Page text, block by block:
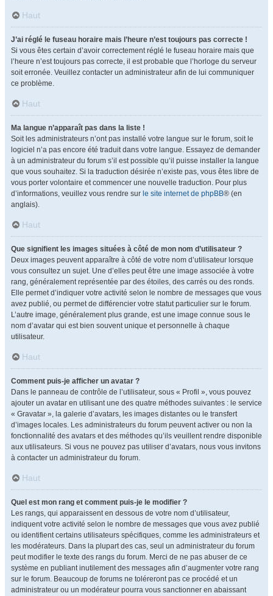
Haut
J’ai réglé le fuseau horaire mais l’heure n’est toujours pas correcte !
Si vous êtes certain d’avoir correctement réglé le fuseau horaire mais que
l’heure n’est toujours pas correcte, il est probable que l’horloge du serveur
soit erronée. Veuillez contacter un administrateur afin de lui communiquer
ce problème.
Haut
Ma langue n’apparaît pas dans la liste !
Soit les administrateurs n’ont pas installé votre langue sur le forum, soit le
logiciel n’a pas encore été traduit dans votre langue. Essayez de demander
à un administrateur du forum s’il est possible qu’il puisse installer la langue
que vous souhaitez. Si la traduction désirée n’existe pas, vous êtes libre de
vous porter volontaire et commencer une nouvelle traduction. Pour plus
d’informations, veuillez vous rendre sur le site internet de phpBB® (en
anglais).
Haut
Que signifient les images situées à côté de mon nom d’utilisateur ?
Deux images peuvent apparaître à côté de votre nom d’utilisateur lorsque
vous consultez un sujet. Une d’elles peut être une image associée à votre
rang, généralement représentée par des étoiles, des carrés ou des ronds.
Elle permet d’indiquer votre activité selon le nombre de messages que vous
avez publié, ou permet de différencier votre statut particulier sur le forum.
L’autre image, généralement plus grande, est une image connue sous le
nom d’avatar qui est bien souvent unique et personnelle à chaque
utilisateur.
Haut
Comment puis-je afficher un avatar ?
Dans le panneau de contrôle de l’utilisateur, sous « Profil », vous pouvez
ajouter un avatar en utilisant une des quatre méthodes suivantes : le service
« Gravatar », la galerie d’avatars, les images distantes ou le transfert
d’images locales. Les administrateurs du forum peuvent activer ou non la
fonctionnalité des avatars et des méthodes qu’ils veuillent rendre disponible
aux utilisateurs. Si vous ne pouvez pas utiliser d’avatars, nous vous invitons
à contacter un administrateur du forum.
Haut
Quel est mon rang et comment puis-je le modifier ?
Les rangs, qui apparaissent en dessous de votre nom d’utilisateur,
indiquent votre activité selon le nombre de messages que vous avez publié
ou identifient certains utilisateurs spécifiques, comme les administrateurs et
les modérateurs. Dans la plupart des cas, seul un administrateur du forum
peut modifier le texte des rangs du forum. Merci de ne pas abuser de ce
système en publiant inutilement des messages afin d’augmenter votre rang
sur le forum. Beaucoup de forums ne toléreront pas ce procédé et un
administrateur ou un modérateur pourra vous sanctionner en abaissant